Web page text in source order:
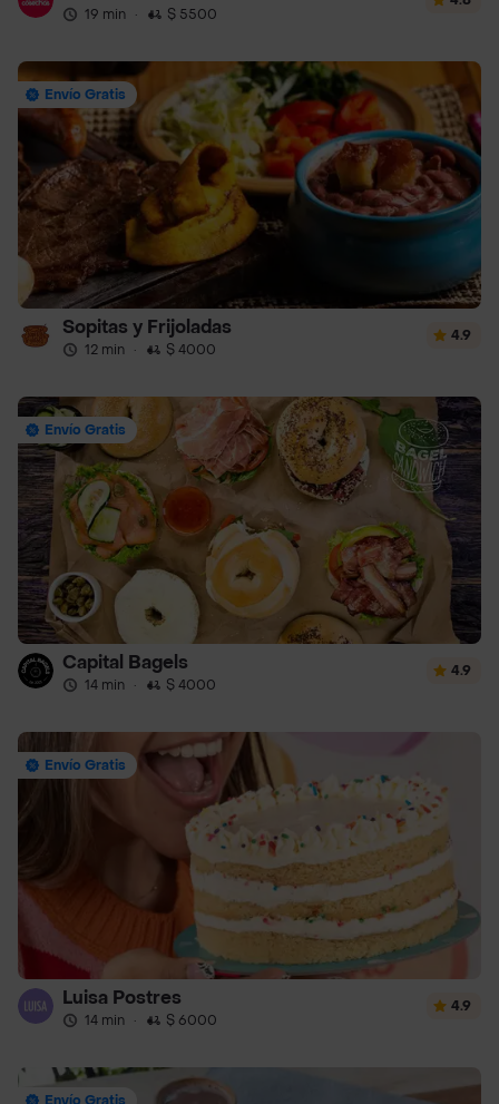
19 min · $ 5500
Envío Gratis
Sopitas y Frijoladas
12 min · $ 4000
4.9
Envío Gratis
Capital Bagels
14 min · $ 4000
4.9
Envío Gratis
Luisa Postres
14 min · $ 6000
4.9